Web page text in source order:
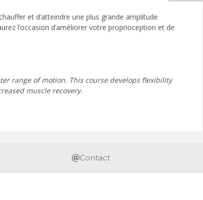
et d’atteindre une plus grande amplitude
l’occasion d’améliorer votre proprioception et de
range of motion. This course develops flexibility
muscle recovery.
Contact